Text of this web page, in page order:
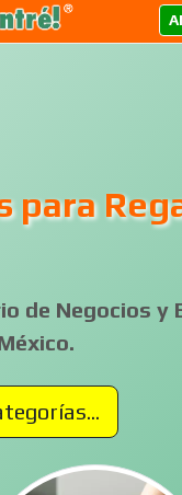
para
de Negocios y